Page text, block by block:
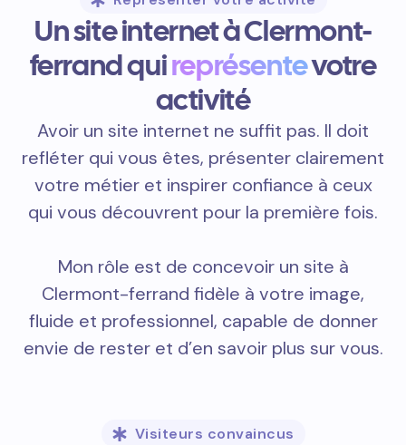
Un site internet à Clermont-
ferrand quireprésentevotre
activité
Avoir un site internet ne suffit pas. Il doit
refléter qui vous êtes, présenter clairement
votre métier et inspirer confiance à ceux
qui vous découvrent pour la première fois.
Mon rôle est de concevoir un site à
Clermont-ferrand fidèle à votre image,
fluide et professionnel, capable de donner
envie de rester et d’en savoir plus sur vous.
Visiteurs convaincus